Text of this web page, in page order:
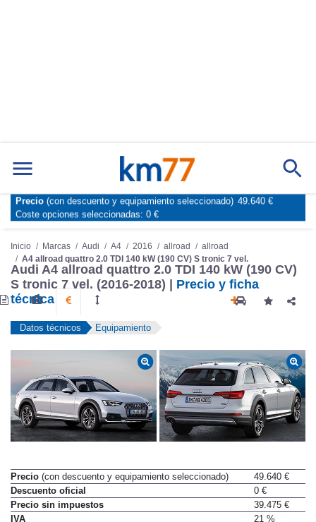
A4 allroad quattro 2.0 TDI 140 kW (190 CV) S tronic 7 vel.
Audi A4 allroad quattro 2.0 TDI 140 kW (190 CV)
S tronic 7 vel. (2016-2018) |
Precio y ficha
Precio(con descuento y equipamiento seleccionado)
49.640 €
Descuento oficial
0 €
Precio sin impuestos
39.475 €
(con descuento y equipamiento seleccionado)
Coste opciones seleccionadas:0 €